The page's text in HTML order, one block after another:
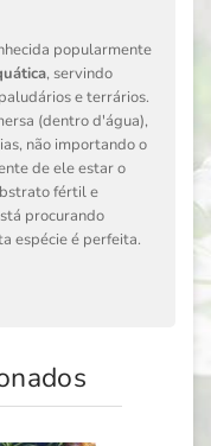
popularmente
, servindo
e terrários.
(dentro d'água),
não importando o
de ele estar o
fértil e
procurando
espécie é perfeita.